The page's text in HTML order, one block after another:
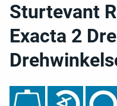
Sturtevant
Exacta 2